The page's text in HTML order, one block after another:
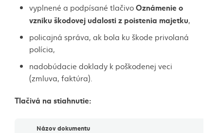
vyplnené a podpísané tlačivoOznámenie o
vzniku škodovej udalosti z poistenia majetku,
policajná správa, ak bola ku škode privolaná
polícia,
nadobúdacie doklady k poškodenej veci
(zmluva, faktúra).
Tlačivá na stiahnutie:
DokumentyNázov dokumentu